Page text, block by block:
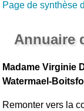
Page de synthèse
Annuaire
Madame Virginie
Watermael-
Remonter vers la